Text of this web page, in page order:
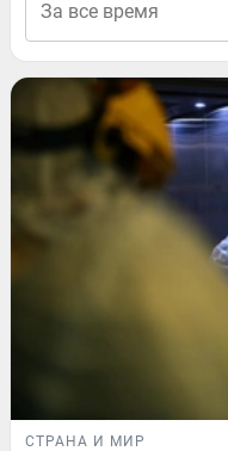
СТРАНА И МИР